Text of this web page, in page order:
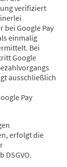
verifiziert
Google Pay
einmalig
Bei
Google
ausschließlich
Pay
erfolgt die
DSGVO.